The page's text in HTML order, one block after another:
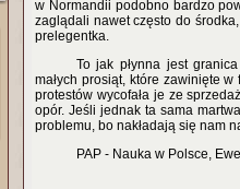
w Normandii podobno bardzo
zaglądali nawet często do
prelegentka.
To jak płynna jest
małych prosiąt, które zawinięte
protestów wycofała je ze
opór. Jeśli jednak ta sama
problemu, bo nakładają się nam
PAP - Nauka w Polsce,